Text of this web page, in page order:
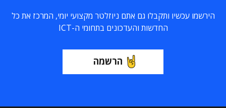
הירשמו עכשיו ותקבלו גם אתם ניוזלטר מקצועי יומי, המרכז את כל
החדשות והעדכונים בתחומי ה-ICT
הרשמה